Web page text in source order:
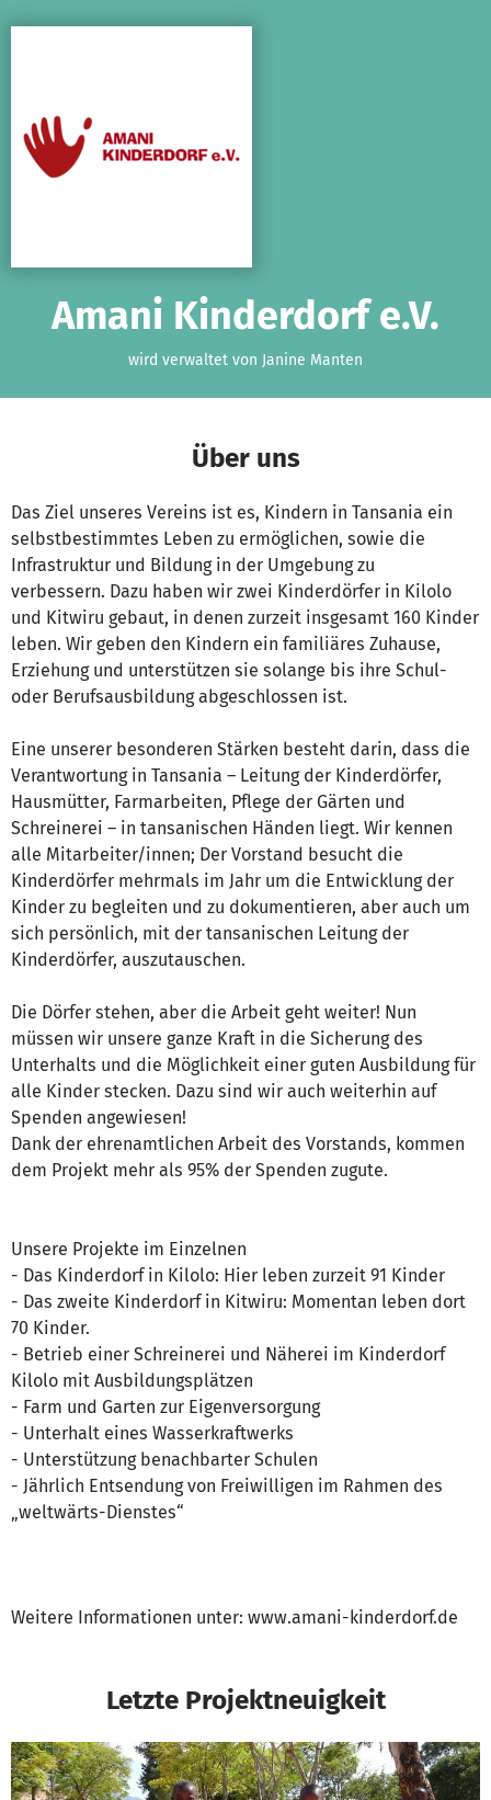
Amani Kinderdorf e.V.
wird verwaltet von Janine Manten
Über uns
Das Ziel unseres Vereins ist es, Kindern in Tansania ein
selbstbestimmtes Leben zu ermöglichen, sowie die
Infrastruktur und Bildung in der Umgebung zu
verbessern. Dazu haben wir zwei Kinderdörfer in Kilolo
und Kitwiru gebaut, in denen zurzeit insgesamt 160 Kinder
leben. Wir geben den Kindern ein familiäres Zuhause,
Erziehung und unterstützen sie solange bis ihre Schul-
oder Berufsausbildung abgeschlossen ist.
Eine unserer besonderen Stärken besteht darin, dass die
Verantwortung in Tansania – Leitung der Kinderdörfer,
Hausmütter, Farmarbeiten, Pflege der Gärten und
Schreinerei – in tansanischen Händen liegt. Wir kennen
alle Mitarbeiter/innen; Der Vorstand besucht die
Kinderdörfer mehrmals im Jahr um die Entwicklung der
Kinder zu begleiten und zu dokumentieren, aber auch um
sich persönlich, mit der tansanischen Leitung der
Kinderdörfer, auszutauschen.
Die Dörfer stehen, aber die Arbeit geht weiter! Nun
müssen wir unsere ganze Kraft in die Sicherung des
Unterhalts und die Möglichkeit einer guten Ausbildung für
alle Kinder stecken. Dazu sind wir auch weiterhin auf
Spenden angewiesen!
Dank der ehrenamtlichen Arbeit des Vorstands, kommen
dem Projekt mehr als 95% der Spenden zugute.
Unsere Projekte im Einzelnen
- Das Kinderdorf in Kilolo: Hier leben zurzeit 91 Kinder
- Das zweite Kinderdorf in Kitwiru: Momentan leben dort
70 Kinder.
- Betrieb einer Schreinerei und Näherei im Kinderdorf
Kilolo mit Ausbildungsplätzen
- Farm und Garten zur Eigenversorgung
- Unterhalt eines Wasserkraftwerks
- Unterstützung benachbarter Schulen
- Jährlich Entsendung von Freiwilligen im Rahmen des
„weltwärts-Dienstes“
Weitere Informationen unter: www.amani-kinderdorf.de
Letzte Projektneuigkeit